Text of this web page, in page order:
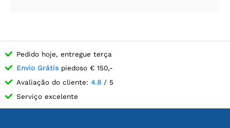
Pedido hoje, entregue terça
Envio Grátis piedoso € 150,-
Avaliação do cliente: 4.8 / 5
Serviço excelente